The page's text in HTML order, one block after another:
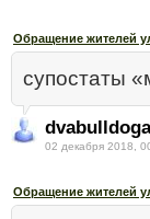
Обращение жителей
супостаты
dvabulldoga
02 декабря 2018,
Обращение жителей